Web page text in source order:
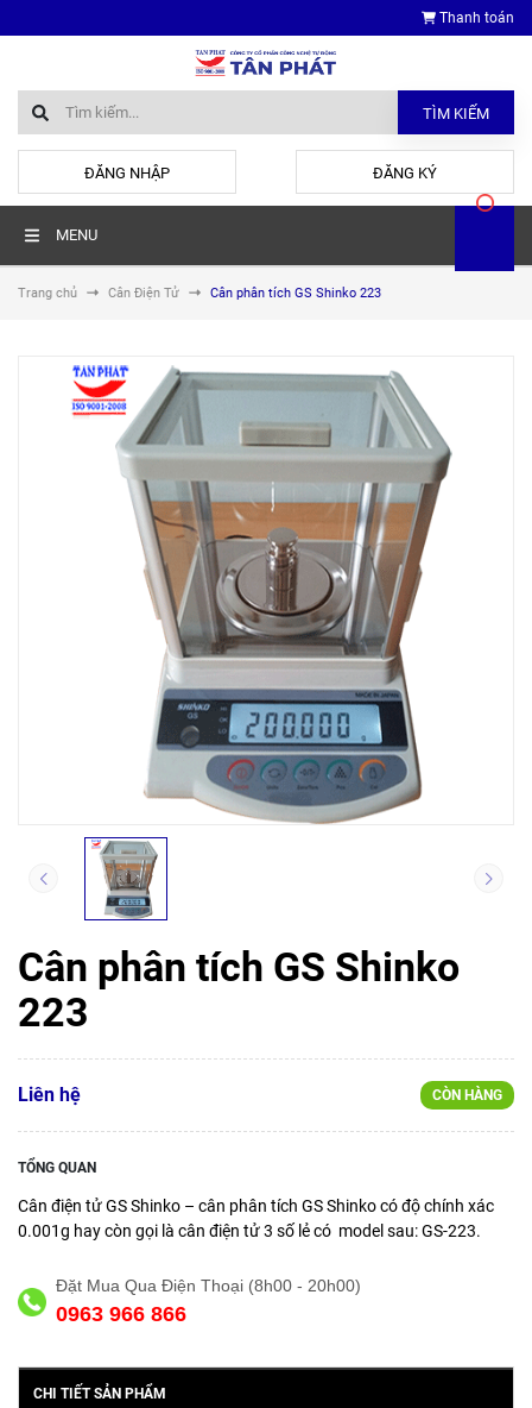
Thanh toán
TÌM KIẾM
ĐĂNG NHẬP ĐĂNG KÝ
MENU
Trang chủ Cân Điện Tử Cân phân tích GS Shinko 223
Cân phân tích GS Shinko
223
Liên hệ CÒN HÀNG
TỔNG QUAN
Cân điện tử GS Shinko – cân phân tích GS Shinko có độ chính xác
0.001g hay còn gọi là cân điện tử 3 số lẻ có model sau: GS-223.
Đặt Mua Qua Điện Thoại (8h00 - 20h00)
0963 966 866
CHI TIẾT SẢN PHẨM